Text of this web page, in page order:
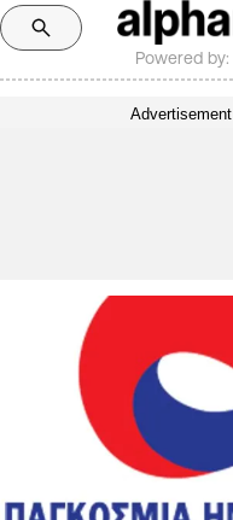
Powered by:
Advertisement